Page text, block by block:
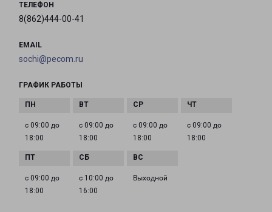
ТЕЛЕФОН
8(862)444-00-41
EMAIL
sochi@pecom.ru
ГРАФИК РАБОТЫ
с 09:00 до
18:00
с 09:00 до
18:00
с 09:00 до
18:00
с 09:00 до
18:00
с 09:00 до
18:00
с 10:00 до
16:00
Выходной